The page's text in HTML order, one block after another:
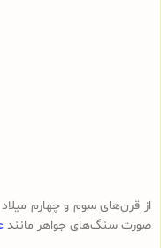
از قرن‌های سوم و چهارم
صورت سنگ‌های جواهر مانند